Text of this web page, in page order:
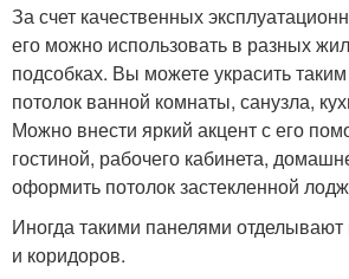
За счет качественных
его можно использовать в разных
подсобках. Вы можете украсить
потолок ванной комнаты, санузла,
Можно внести яркий акцент с его
гостиной, рабочего кабинета,
оформить потолок застекленной
Иногда такими панелями
и коридоров.